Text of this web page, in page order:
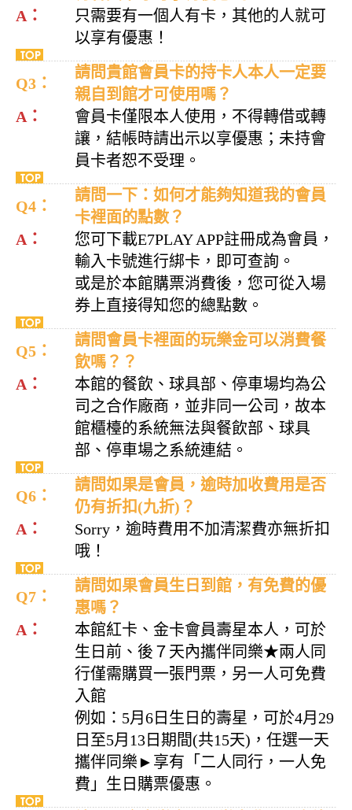
A：
只需要有一個人有卡，其他的人就可
以享有優惠！
Q3：
請問貴館會員卡的持卡人本人一定要
親自到館才可使用嗎？
A：
會員卡僅限本人使用，不得轉借或轉
讓，結帳時請出示以享優惠；未持會
員卡者恕不受理 。
Q4：
請問一下：如何才能夠知道我的會員
卡裡面的點數？
A：
您可下載E7PLAY APP註冊成為會員，
輸入卡號進行綁卡，即可查詢。
或是於本館購票消費後，您可從入場
券上直接得知您的總點數。
Q5：
請問會員卡裡面的玩樂金可以消費餐
飲嗎？？
A：
本館的餐飲、球具部、停車場均為公
司之合作廠商，並非同一公司，故本
館櫃檯的系統無法與餐飲部、球具
部、停車場之系統連結。
Q6：
請問如果是會員，逾時加收費用是否
仍有折扣(九折)？
A：
Sorry，逾時費用不加清潔費亦無折扣
哦！
Q7：
請問如果會員生日到館，有免費的優
惠嗎？
A：
本館紅卡、金卡會員壽星本人，可於
生日前、後７天內攜伴同樂★兩人同
行僅需購買一張門票，另一人可免費
入館
例如：5月6日生日的壽星，可於4月29
日至5月13日期間(共15天)，任選一天
攜伴同樂►享有「二人同行，一人免
費」生日購票優惠。